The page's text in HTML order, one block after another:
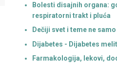
Bolesti disajnih organa:
respiratorni trakt i pluća
Dečiji svet i teme ne
Dijabetes - Dijabetes
Farmakologija, lekovi,